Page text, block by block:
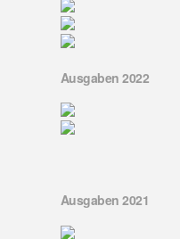
Ausgaben 2022
Ausgaben 2021